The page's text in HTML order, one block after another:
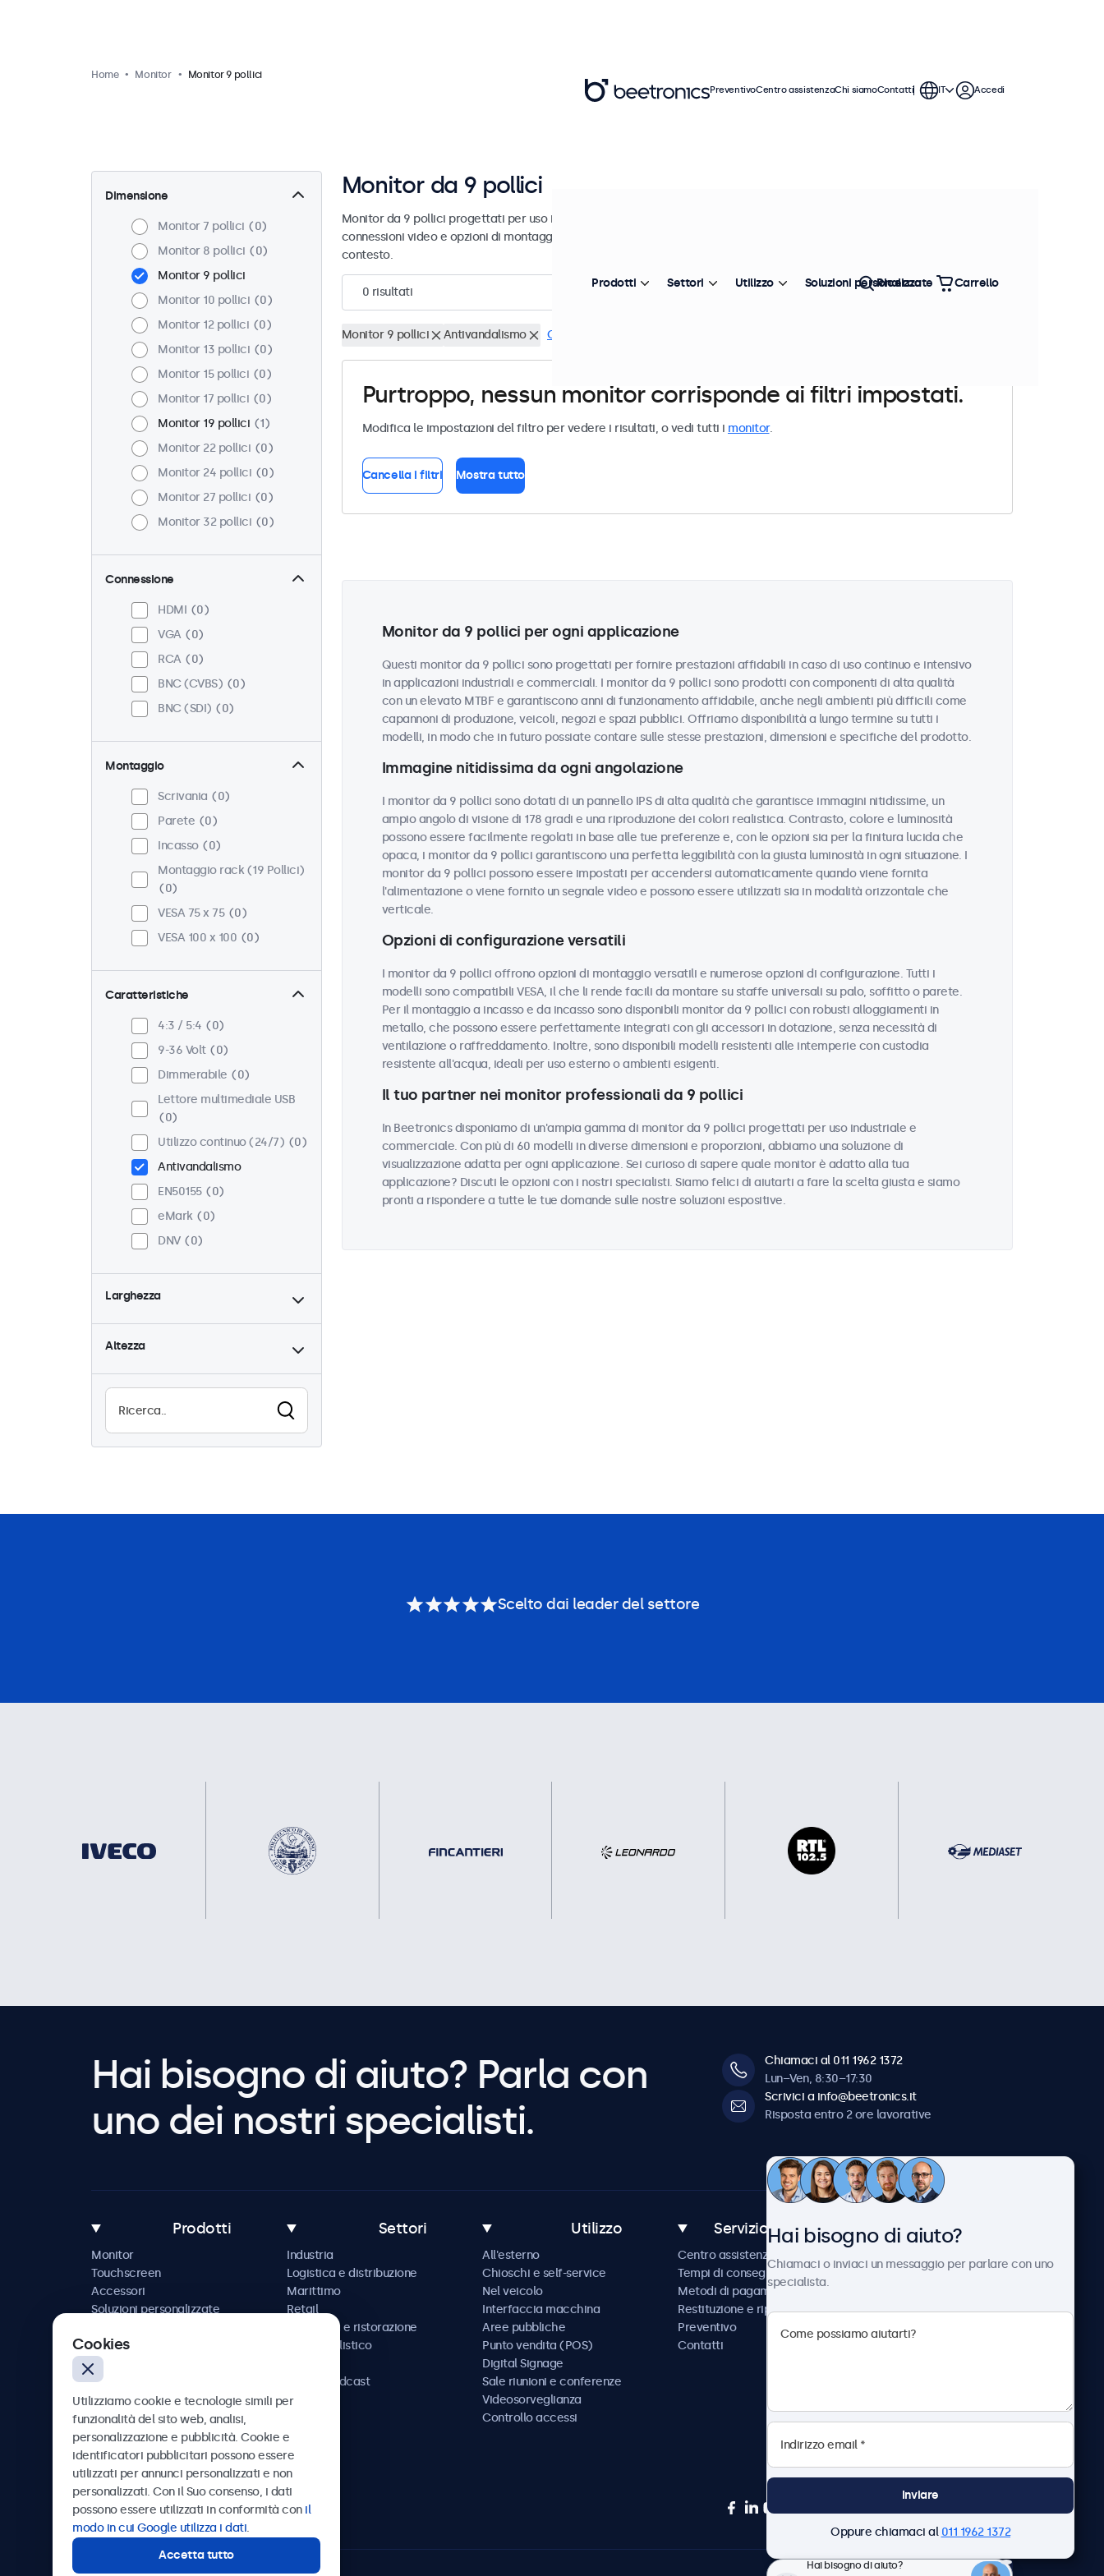
Home Monitor Monitor 9 pollici
Dimensione
Monitor 7 pollici
0
Monitor 8 pollici
0
Monitor 9 pollici
Monitor 10 pollici
0
Monitor 12 pollici
0
Monitor 13 pollici
0
Monitor 15 pollici
0
Monitor 17 pollici
0
Monitor 19 pollici
1
Monitor 22 pollici
0
Monitor 24 pollici
0
Monitor 27 pollici
0
Monitor 32 pollici
0
Connessione
HDMI
0
VGA
0
RCA
0
BNC (CVBS)
0
BNC (SDI)
0
Montaggio
Scrivania
0
Parete
0
Incasso
0
Montaggio rack (19 Pollici)
0
VESA 75 x 75
0
VESA 100 x 100
0
Caratteristiche
4:3 / 5:4
0
9-36 Volt
0
Dimmerabile
0
Lettore multimediale USB
0
Utilizzo continuo (24/7)
0
Antivandalismo
EN50155
0
eMark
0
DNV
0
Larghezza
Altezza
Monitor da 9 pollici
Monitor da 9 pollici progettati per uso industriale e commerciale. Questi monitor da 9 pollici offrono varie
connessioni video e opzioni di montaggio versatili, consentendo loro di integrarsi perfettamente qualsiasi
contesto.
0 risultati Più venduto
Monitor 9 pollici Antivandalismo Cancella i filtri
Purtroppo, nessun monitor corrisponde ai filtri impostati.
Modifica le impostazioni del filtro per vedere i risultati, o vedi tutti i monitor.
Cancella i filtri Mostra tutto
Monitor da 9 pollici per ogni applicazione
Questi monitor da 9 pollici sono progettati per fornire prestazioni affidabili in caso di uso continuo e intensivo
in applicazioni industriali e commerciali. I monitor da 9 pollici sono prodotti con componenti di alta qualità
con un elevato MTBF e garantiscono anni di funzionamento affidabile, anche negli ambienti più difficili come
capannoni di produzione, veicoli, negozi e spazi pubblici. Offriamo disponibilità a lungo termine su tutti i
modelli, in modo che in futuro possiate contare sulle stesse prestazioni, dimensioni e specifiche del prodotto.
Immagine nitidissima da ogni angolazione
I monitor da 9 pollici sono dotati di un pannello IPS di alta qualità che garantisce immagini nitidissime, un
ampio angolo di visione di 178 gradi e una riproduzione dei colori realistica. Contrasto, colore e luminosità
possono essere facilmente regolati in base alle tue preferenze e, con le opzioni sia per la finitura lucida che
opaca, i monitor da 9 pollici garantiscono una perfetta leggibilità con la giusta luminosità in ogni situazione. I
monitor da 9 pollici possono essere impostati per accendersi automaticamente quando viene fornita
l'alimentazione o viene fornito un segnale video e possono essere utilizzati sia in modalità orizzontale che
verticale.
Opzioni di configurazione versatili
I monitor da 9 pollici offrono opzioni di montaggio versatili e numerose opzioni di configurazione. Tutti i
modelli sono compatibili VESA, il che li rende facili da montare su staffe universali su palo, soffitto o parete.
Per il montaggio a incasso e da incasso sono disponibili monitor da 9 pollici con robusti alloggiamenti in
metallo, che possono essere perfettamente integrati con gli accessori in dotazione, senza necessità di
ventilazione o raffreddamento. Inoltre, sono disponibili modelli resistenti alle intemperie con custodia
resistente all'acqua, ideali per uso esterno o ambienti esigenti.
Il tuo partner nei monitor professionali da 9 pollici
In Beetronics disponiamo di un'ampia gamma di monitor da 9 pollici progettati per uso industriale e
commerciale. Con più di 60 modelli in diverse dimensioni e proporzioni, abbiamo una soluzione di
visualizzazione adatta per ogni applicazione. Sei curioso di sapere quale monitor è adatto alla tua
applicazione? Discuti le opzioni con i nostri specialisti. Siamo felici di aiutarti a fare la scelta giusta e siamo
pronti a rispondere a tutte le tue domande sulle nostre soluzioni espositive.
PreventivoCentro assistenzaChi siamoContatti IT Accedi
Prodotti Settori Utilizzo Soluzioni personalizzate
Ricerca Carrello
Scelto dai leader del settore
Hai bisogno di aiuto? Parla con
uno dei nostri specialisti.
Chiamaci al 011 1962 1372
Lun–Ven, 8:30–17:30
Scrivici a info@beetronics.it
Risposta entro 2 ore lavorative
Prodotti
Monitor
Touchscreen
Accessori
Soluzioni personalizzate
Settori
Industria
Logistica e distribuzione
Marittimo
Retail
Ospitalità e ristorazione
Automobilistico
AV e broadcast
Sanità
Utilizzo
All'esterno
Chioschi e self-service
Nel veicolo
Interfaccia macchina
Aree pubbliche
Punto vendita (POS)
Digital Signage
Sale riunioni e conferenze
Videosorveglianza
Controllo accessi
Servizio Clienti
Centro assistenza
Tempi di consegna
Metodi di pagamento
Restituzione e riparazione
Preventivo
Contatti
Chi siamo
Notizie e aggiornamenti
Beetronics
Lavora con noi
Beetronics
Via Confienza, 10, 10121 Torino, Italia
Hai bisogno di aiuto?
Chiamaci o inviaci un messaggio per parlare con uno
specialista.
Inviare
Oppure chiamaci al 011 1962 1372
Hai bisogno di aiuto?
Cookies
Utilizziamo cookie e tecnologie simili per
funzionalità del sito web, analisi,
personalizzazione e pubblicità. Cookie e
identificatori pubblicitari possono essere
utilizzati per annunci personalizzati e non
personalizzati. Con il Suo consenso, i dati
possono essere utilizzati in conformità con il
modo in cui Google utilizza i dati.
Accetta tutto